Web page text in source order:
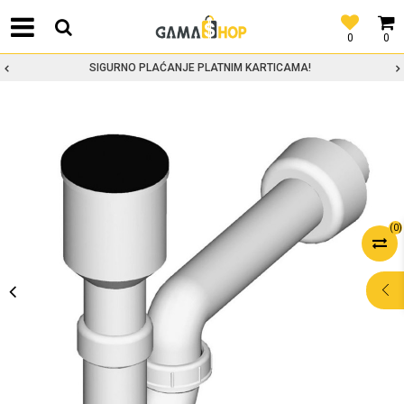
0
0
SIGURNO PLAĆANJE PLATNIM KARTICAMA!
(0)
POMOĆ PRI
KUPOVINI